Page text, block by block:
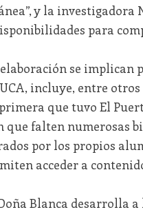
y la
para
se implican
incluye, entre
que tuvo El
que falten numerosas
por los propios
acceder a
Blanca desarrolla